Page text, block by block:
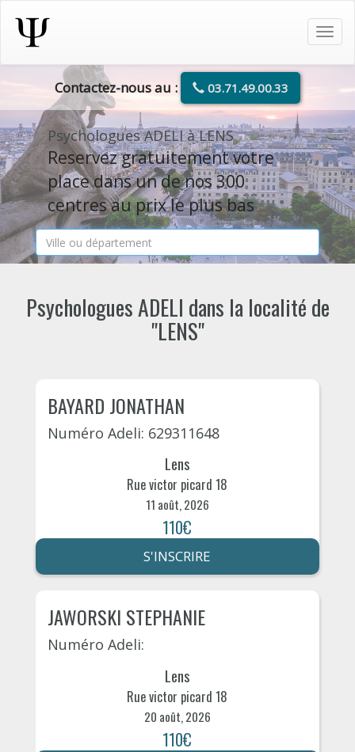
Contactez-nous au : 03.71.49.00.33
Psychologues ADELI à LENS
Reservez gratuitement votre
place dans un de nos 300
centres au prix le plus bas
Psychologues ADELI dans la localité de
"LENS"
BAYARD JONATHAN
Numéro Adeli: 629311648
Lens
Rue victor picard 18
11 août, 2026
110€
S'INSCRIRE
JAWORSKI STEPHANIE
Numéro Adeli:
Lens
Rue victor picard 18
20 août, 2026
110€